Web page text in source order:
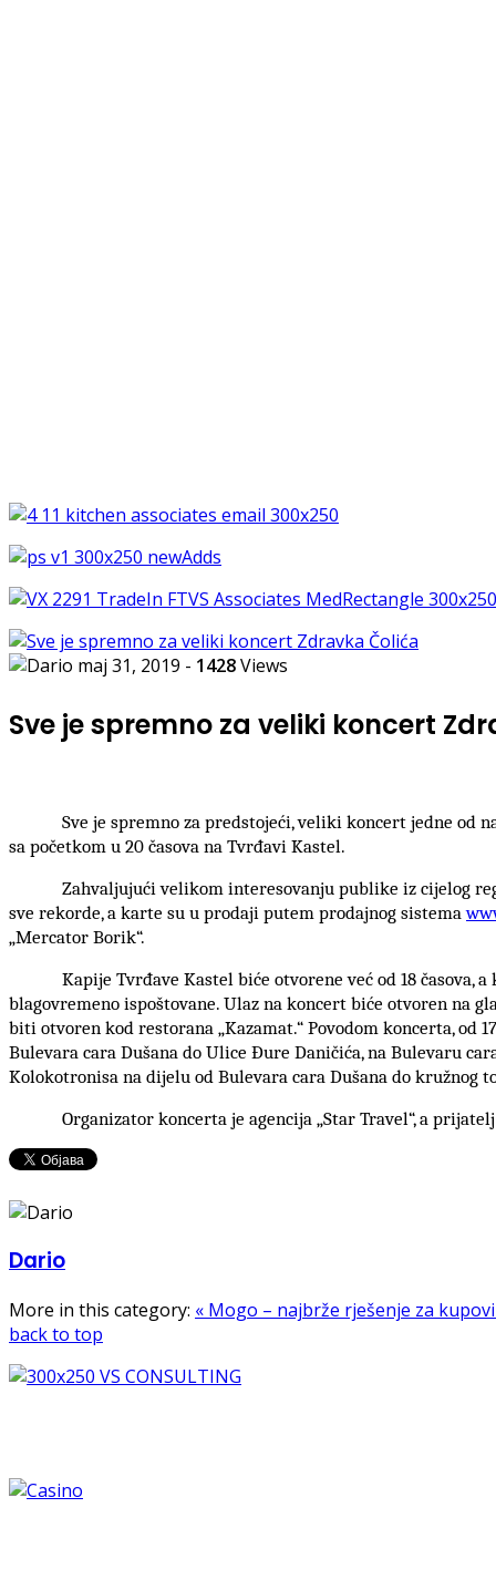
maj 31, 2019 - 1428Views
Sve je spremno za veliki koncert
Sve je spremno za predstojeći, veliki koncert jedne od
sa početkom u 20 časova na Tvrđavi Kastel.
Zahvaljujući velikom interesovanju publike iz cijelog
sve rekorde, a karte su u prodaji putem prodajnog sistema
„Mercator Borik“.
Kapije Tvrđave Kastel biće otvorene već od 18
blagovremeno ispoštovane. Ulaz na koncert biće otvoren na
biti otvoren kod restorana „Kazamat.“ Povodom koncerta, od
Bulevara cara Dušana do Ulice Đure Daničića, na Bulevaru
Kolokotronisa na dijelu od Bulevara cara Dušana do
Organizator koncerta je agencija „Star Travel“, a prijatelj
Dario
More in this category: « Mogo – najbrže rješenje za
back to top